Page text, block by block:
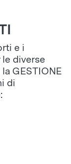
e i
diverse
GESTIONE
di